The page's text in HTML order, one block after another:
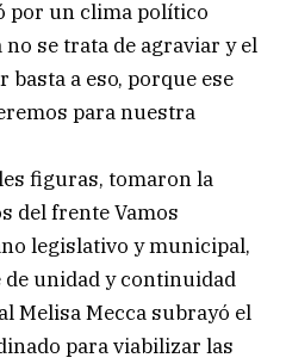
por un clima político
se trata de agraviar y el
a eso, porque ese
para nuestra
figuras, tomaron la
del frente Vamos
legislativo y municipal,
unidad y continuidad
Melisa Mecca subrayó el
para viabilizar las